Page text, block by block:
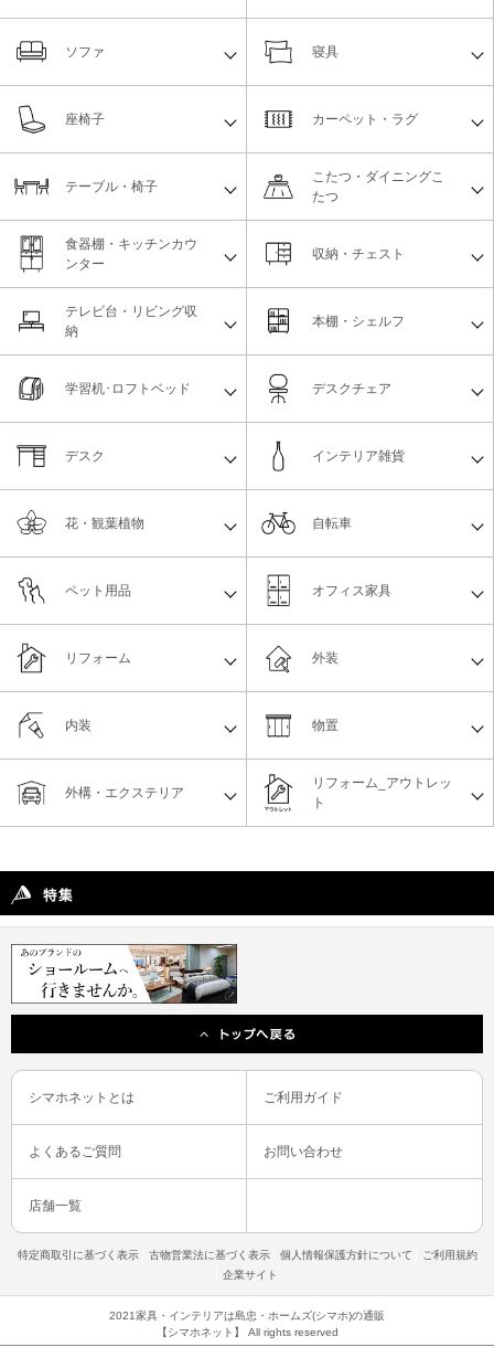
ソファ 寝具
座椅子 カーペット・ラグ
テーブル・椅子
こたつ・ダイニングこ
たつ
食器棚・キッチンカウ
ンター
収納・チェスト
テレビ台・リビング収
納
本棚・シェルフ
学習机･ロフトベッド デスクチェア
デスク インテリア雑貨
花・観葉植物 自転車
ペット用品 オフィス家具
リフォーム
リフォーム_アウトレッ
ト
物置
外構・エクステリア
外装
内装
シマホネットとは ご利用ガイド
よくあるご質問 お問い合わせ
店舗一覧
特定商取引に基づく表示 古物営業法に基づく表示 個人情報保護方針について
ご利用規約
企業サイト
2021家具・インテリアは島忠・ホームズ(シマホ)の通販
【シマホネット】 All rights reserved